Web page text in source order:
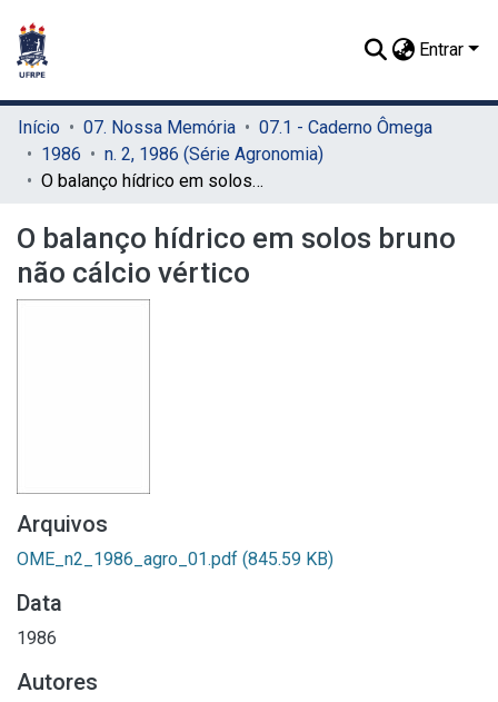
Entrar
Início 07. Nossa Memória
07.1 - Caderno Ômega
1986
n. 2, 1986 (Série Agronomia)
O balanço hídrico em solos bruno não cálcio vértico
O balanço hídrico em solos bruno
não cálcio vértico
Arquivos
OME_n2_1986_agro_01.pdf (845.59 KB)
Data
1986
Autores